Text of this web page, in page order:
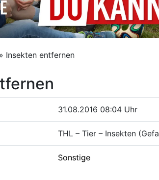
» Insekten entfernen
31.08.2016 08:04 Uhr
THL – Tier – Insekten
Sonstige